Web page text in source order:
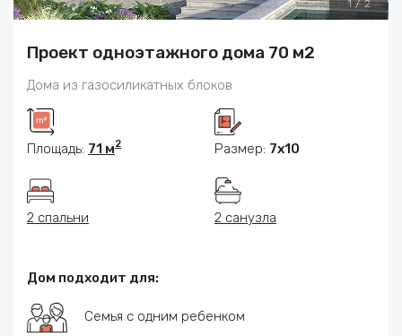
1 / 2
Проект одноэтажного дома 70 м2
Дома из газосиликатных блоков
Площадь: 71 м2 Размер: 7x10
2 спальни 2 санузла
Дом подходит для:
Семья с одним ребенком